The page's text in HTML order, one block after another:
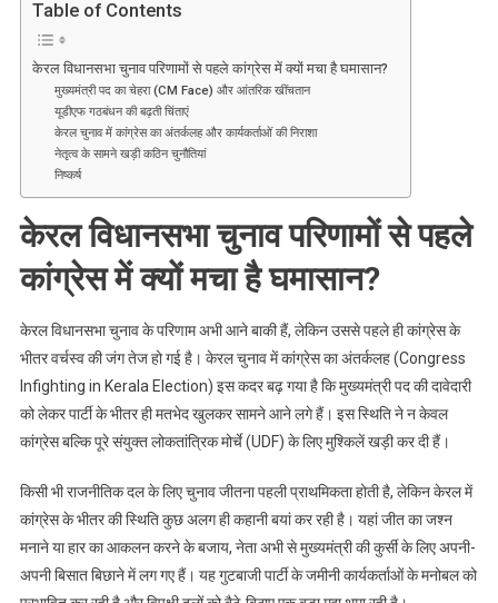
चुनाव
से
छिड़ी
की
क्या
मुख्यमंत्री
की
कुर्सी
के
टूट
जाएगा
गठबंधन?
Table of Contents
केरल विधानसभा चुनाव परिणामों से पहले कांग्रेस में क्यों मचा है घमासान?
मुख्यमंत्री पद का चेहरा (CM Face) और आंतरिक खींचतान
यूडीएफ गठबंधन की बढ़ती चिंताएं
केरल चुनाव में कांग्रेस का अंतर्कलह और कार्यकर्ताओं की निराशा
नेतृत्व के सामने खड़ी कठिन चुनौतियां
निष्कर्ष
केरल विधानसभा चुनाव परिणामों से पहले
कांग्रेस में क्यों मचा है घमासान?
केरल विधानसभा चुनाव के परिणाम अभी आने बाकी हैं, लेकिन उससे पहले ही कांग्रेस के
भीतर वर्चस्व की जंग तेज हो गई है। केरल चुनाव में कांग्रेस का अंतर्कलह (Congress
Infighting in Kerala Election) इस कदर बढ़ गया है कि मुख्यमंत्री पद की दावेदारी
को लेकर पार्टी के भीतर ही मतभेद खुलकर सामने आने लगे हैं। इस स्थिति ने न केवल
कांग्रेस बल्कि पूरे संयुक्त लोकतांत्रिक मोर्चे (UDF) के लिए मुश्किलें खड़ी कर दी हैं।
किसी भी राजनीतिक दल के लिए चुनाव जीतना पहली प्राथमिकता होती है, लेकिन केरल में
कांग्रेस के भीतर की स्थिति कुछ अलग ही कहानी बयां कर रही है। यहां जीत का जश्न
मनाने या हार का आकलन करने के बजाय, नेता अभी से मुख्यमंत्री की कुर्सी के लिए अपनी-
अपनी बिसात बिछाने में लग गए हैं। यह गुटबाजी पार्टी के जमीनी कार्यकर्ताओं के मनोबल को